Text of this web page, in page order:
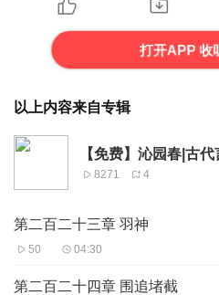
打开APP 收
以上内容来自专辑
【免费】沁园春|古
8271 4
第二百二十三章 羽神
50 04:30
第二百二十四章 围追堵截